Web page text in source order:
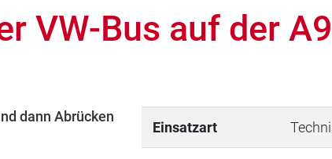
VW-Bus auf der
dann Abrücken
Einsatzart